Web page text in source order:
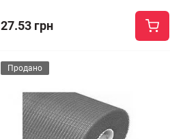
27.53 грн
Продано